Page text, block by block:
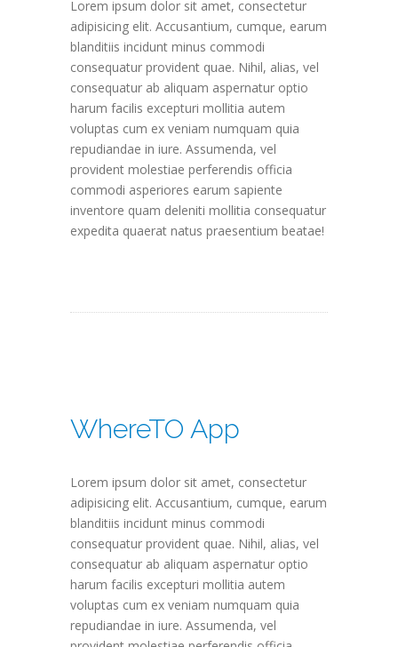
Lorem ipsum dolor sit amet, consectetur
adipisicing elit. Accusantium, cumque, earum
blanditiis incidunt minus commodi
consequatur provident quae. Nihil, alias, vel
consequatur ab aliquam aspernatur optio
harum facilis excepturi mollitia autem
voluptas cum ex veniam numquam quia
repudiandae in iure. Assumenda, vel
provident molestiae perferendis officia
commodi asperiores earum sapiente
inventore quam deleniti mollitia consequatur
expedita quaerat natus praesentium beatae!
WhereTO App
Lorem ipsum dolor sit amet, consectetur
adipisicing elit. Accusantium, cumque, earum
blanditiis incidunt minus commodi
consequatur provident quae. Nihil, alias, vel
consequatur ab aliquam aspernatur optio
harum facilis excepturi mollitia autem
voluptas cum ex veniam numquam quia
repudiandae in iure. Assumenda, vel